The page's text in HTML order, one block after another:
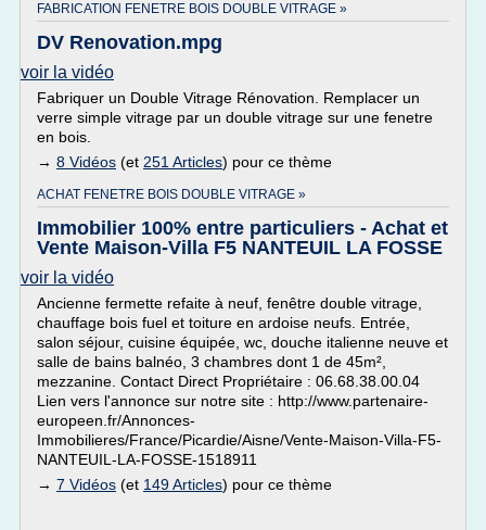
FABRICATION FENETRE BOIS DOUBLE VITRAGE »
DV Renovation.mpg
voir la vidéo
Fabriquer un Double Vitrage Rénovation. Remplacer un
verre simple vitrage par un double vitrage sur une fenetre
en bois.
→ 8 Vidéos (et 251 Articles) pour ce thème
ACHAT FENETRE BOIS DOUBLE VITRAGE »
Immobilier 100% entre particuliers - Achat et
Vente Maison-Villa F5 NANTEUIL LA FOSSE
voir la vidéo
Ancienne fermette refaite à neuf, fenêtre double vitrage,
chauffage bois fuel et toiture en ardoise neufs. Entrée,
salon séjour, cuisine équipée, wc, douche italienne neuve et
salle de bains balnéo, 3 chambres dont 1 de 45m²,
mezzanine. Contact Direct Propriétaire : 06.68.38.00.04
Lien vers l'annonce sur notre site : http://www.partenaire-
europeen.fr/Annonces-
Immobilieres/France/Picardie/Aisne/Vente-Maison-Villa-F5-
NANTEUIL-LA-FOSSE-1518911
→ 7 Vidéos (et 149 Articles) pour ce thème